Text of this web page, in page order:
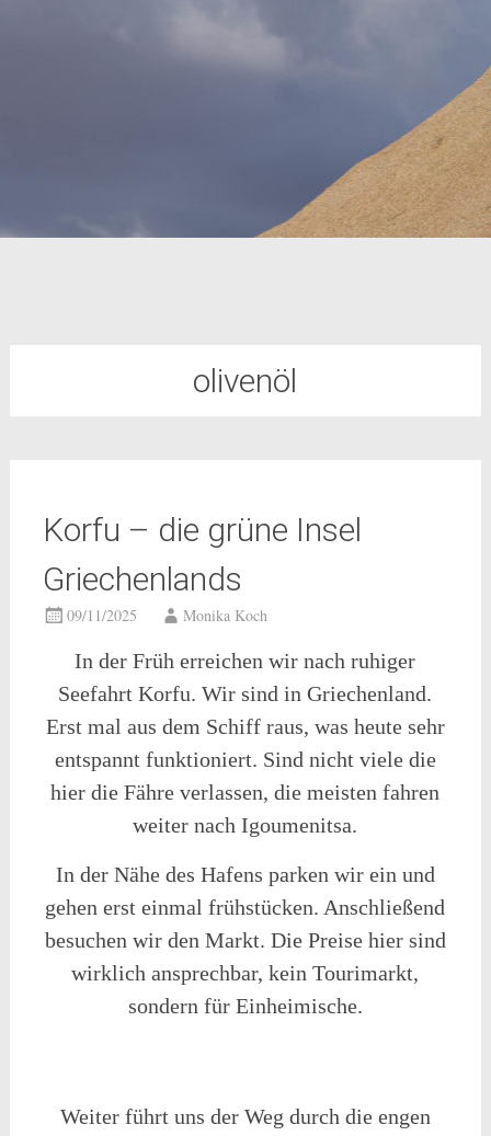
olivenöl
Korfu – die grüne Insel
Griechenlands
09/11/2025 Monika Koch
In der Früh erreichen wir nach ruhiger
Seefahrt Korfu. Wir sind in Griechenland.
Erst mal aus dem Schiff raus, was heute sehr
entspannt funktioniert. Sind nicht viele die
hier die Fähre verlassen, die meisten fahren
weiter nach Igoumenitsa.
In der Nähe des Hafens parken wir ein und
gehen erst einmal frühstücken. Anschließend
besuchen wir den Markt. Die Preise hier sind
wirklich ansprechbar, kein Tourimarkt,
sondern für Einheimische.
Weiter führt uns der Weg durch die engen